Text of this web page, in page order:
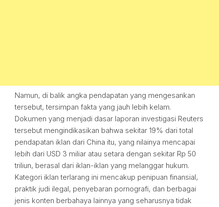
Namun, di balik angka pendapatan yang mengesankan
tersebut, tersimpan fakta yang jauh lebih kelam.
Dokumen yang menjadi dasar laporan investigasi Reuters
tersebut mengindikasikan bahwa sekitar 19% dari total
pendapatan iklan dari China itu, yang nilainya mencapai
lebih dari USD 3 miliar atau setara dengan sekitar Rp 50
triliun, berasal dari iklan-iklan yang melanggar hukum.
Kategori iklan terlarang ini mencakup penipuan finansial,
praktik judi ilegal, penyebaran pornografi, dan berbagai
jenis konten berbahaya lainnya yang seharusnya tidak